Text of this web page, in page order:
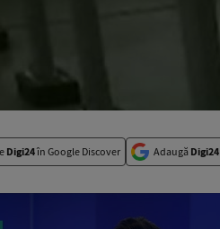
Digi24în Google Discover Adaugă Digi24